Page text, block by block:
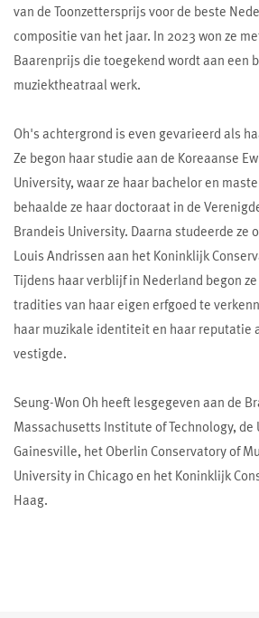
van de Toonzettersprijs voor de beste
compositie van het jaar. In 2023 won ze
Baarenprijs die toegekend wordt aan een
muziektheatraal werk.
Oh's achtergrond is even gevarieerd als
Ze begon haar studie aan de Koreaanse
University, waar ze haar bachelor en
behaalde ze haar doctoraat in de
Brandeis University. Daarna studeerde ze
Louis Andrissen aan het Koninklijk
Tijdens haar verblijf in Nederland begon
tradities van haar eigen erfgoed te
haar muzikale identiteit en haar reputatie
vestigde.
Seung-Won Oh heeft lesgegeven aan de
Massachusetts Institute of Technology, de
Gainesville, het Oberlin Conservatory of
University in Chicago en het Koninklijk
Haag.